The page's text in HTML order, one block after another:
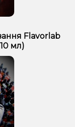
Flavorlab
мл)